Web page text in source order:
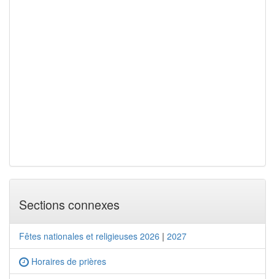
Sections connexes
Fêtes nationales et religieuses 2026 | 2027
Horaires de prières